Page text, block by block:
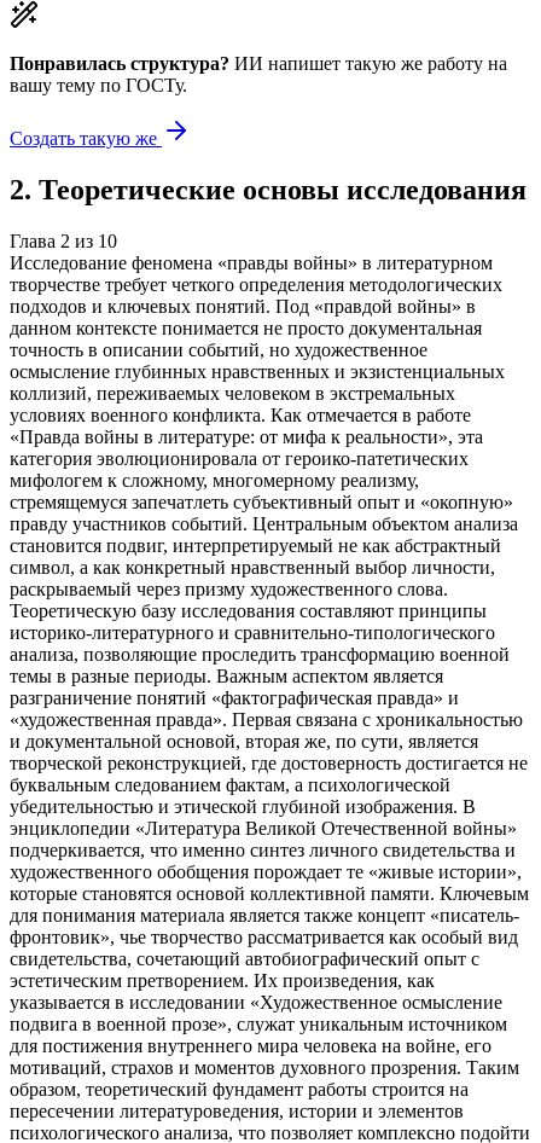
Понравилась структура? ИИ напишет такую же работу на
вашу тему по ГОСТу.
Создать такую же
2. Теоретические основы исследования
Глава 2 из 10
Исследование феномена «правды войны» в литературном
творчестве требует четкого определения методологических
подходов и ключевых понятий. Под «правдой войны» в
данном контексте понимается не просто документальная
точность в описании событий, но художественное
осмысление глубинных нравственных и экзистенциальных
коллизий, переживаемых человеком в экстремальных
условиях военного конфликта. Как отмечается в работе
«Правда войны в литературе: от мифа к реальности», эта
категория эволюционировала от героико-патетических
мифологем к сложному, многомерному реализму,
стремящемуся запечатлеть субъективный опыт и «окопную»
правду участников событий. Центральным объектом анализа
становится подвиг, интерпретируемый не как абстрактный
символ, а как конкретный нравственный выбор личности,
раскрываемый через призму художественного слова.
Теоретическую базу исследования составляют принципы
историко-литературного и сравнительно-типологического
анализа, позволяющие проследить трансформацию военной
темы в разные периоды. Важным аспектом является
разграничение понятий «фактографическая правда» и
«художественная правда». Первая связана с хроникальностью
и документальной основой, вторая же, по сути, является
творческой реконструкцией, где достоверность достигается не
буквальным следованием фактам, а психологической
убедительностью и этической глубиной изображения. В
энциклопедии «Литература Великой Отечественной войны»
подчеркивается, что именно синтез личного свидетельства и
художественного обобщения порождает те «живые истории»,
которые становятся основой коллективной памяти. Ключевым
для понимания материала является также концепт «писатель-
фронтовик», чье творчество рассматривается как особый вид
свидетельства, сочетающий автобиографический опыт с
эстетическим претворением. Их произведения, как
указывается в исследовании «Художественное осмысление
подвига в военной прозе», служат уникальным источником
для постижения внутреннего мира человека на войне, его
мотиваций, страхов и моментов духовного прозрения. Таким
образом, теоретический фундамент работы строится на
пересечении литературоведения, истории и элементов
психологического анализа, что позволяет комплексно подойти